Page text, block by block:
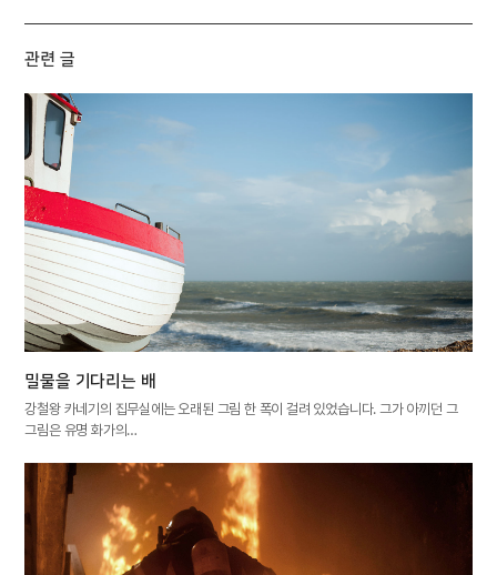
관련 글
밀물을 기다리는 배
강철왕 카네기의 집무실에는 오래된 그림 한 폭이 걸려 있었습니다. 그가 아끼던 그
그림은 유명 화가의…